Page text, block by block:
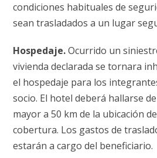
condiciones habituales de
sean trasladados a un lugar
Hospedaje.Ocurrido un
vivienda declarada se tornara
el hospedaje para los
socio. El hotel deberá hallarse
mayor a 50 km de la ubicación
cobertura. Los gastos de
estarán a cargo del beneficiario.